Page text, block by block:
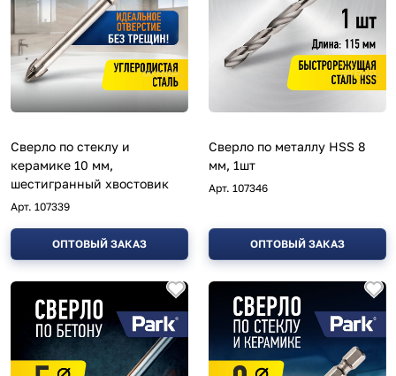
Сверло по стеклу и
керамике 10 мм,
шестигранный хвостовик
Арт. 107339
ОПТОВЫЙ ЗАКАЗ
Сверло по металлу HSS 8
мм, 1шт
Арт. 107346
ОПТОВЫЙ ЗАКАЗ